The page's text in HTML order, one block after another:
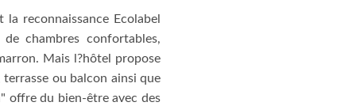
reconnaissance Ecolabel
chambres confortables,
Mais l?hôtel propose
terrasse ou balcon ainsi que
offre du bien-être avec des